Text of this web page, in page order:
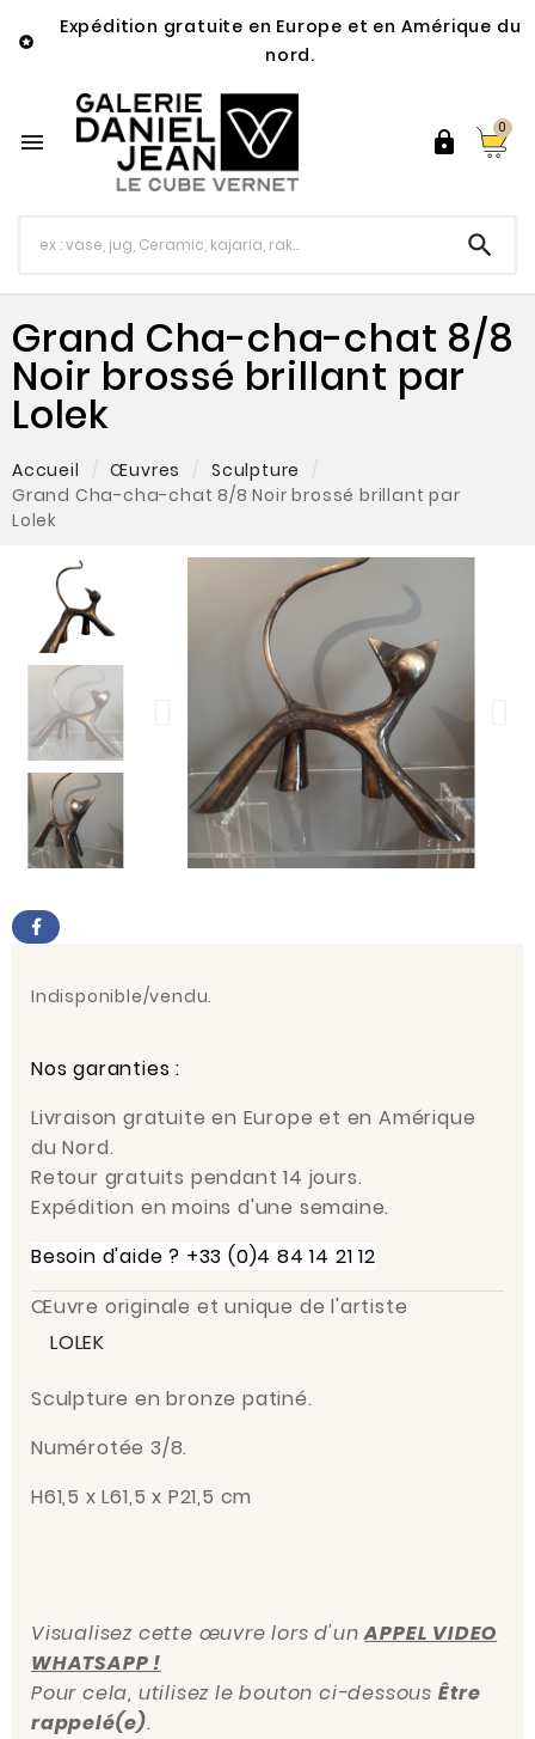

Expédition gratuite en Europe et en Amérique du
nord.
 
0

Grand Cha-cha-chat 8/8
Noir brossé brillant par
Lolek
Accueil Œuvres
Sculpture
Grand Cha-cha-chat 8/8 Noir brossé brillant par
Lolek
Indisponible/vendu.
Nos garanties :
Livraison gratuite en Europe et en Amérique
du Nord.
Retour gratuits pendant 14 jours.
Expédition en moins d'une semaine.
Besoin d'aide ? +33 (0)4 84 14 21 12
Œuvre originale et unique de l'artiste
LOLEK
Sculpture en bronze patiné.
Numérotée 3/8.
H61,5 x L61,5 x P21,5 cm
Visualisez cette œuvre lors d'unAPPEL VIDEO
WHATSAPP !
Pour cela, utilisez le bouton ci-dessous Être
rappelé(e).